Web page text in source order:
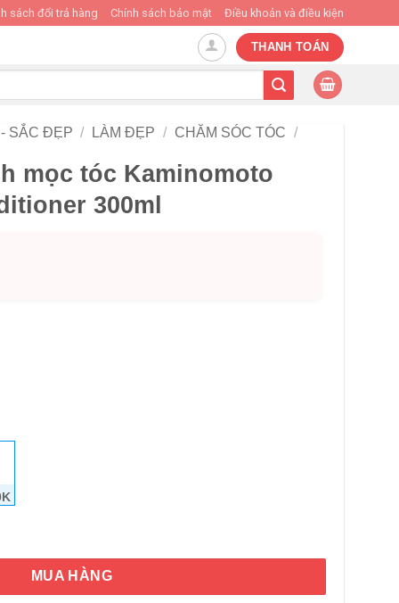
sách đổi trả hàng Chính sách bảo mật Điều khoản và điều kiện
THANH TOÁN
SẮC ĐẸP / LÀM ĐẸP / CHĂM SÓC TÓC /
mọc tóc Kaminomoto
300ml
MUA HÀNG